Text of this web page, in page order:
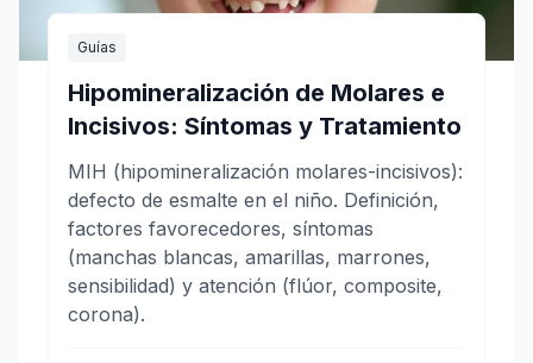
Guías
Hipomineralización de Molares e
Incisivos: Síntomas y Tratamiento
MIH (hipomineralización molares-incisivos):
defecto de esmalte en el niño. Definición,
factores favorecedores, síntomas
(manchas blancas, amarillas, marrones,
sensibilidad) y atención (flúor, composite,
corona).